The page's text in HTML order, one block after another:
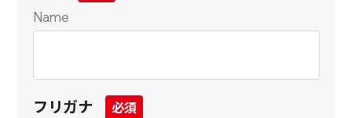
Name
フリガナ